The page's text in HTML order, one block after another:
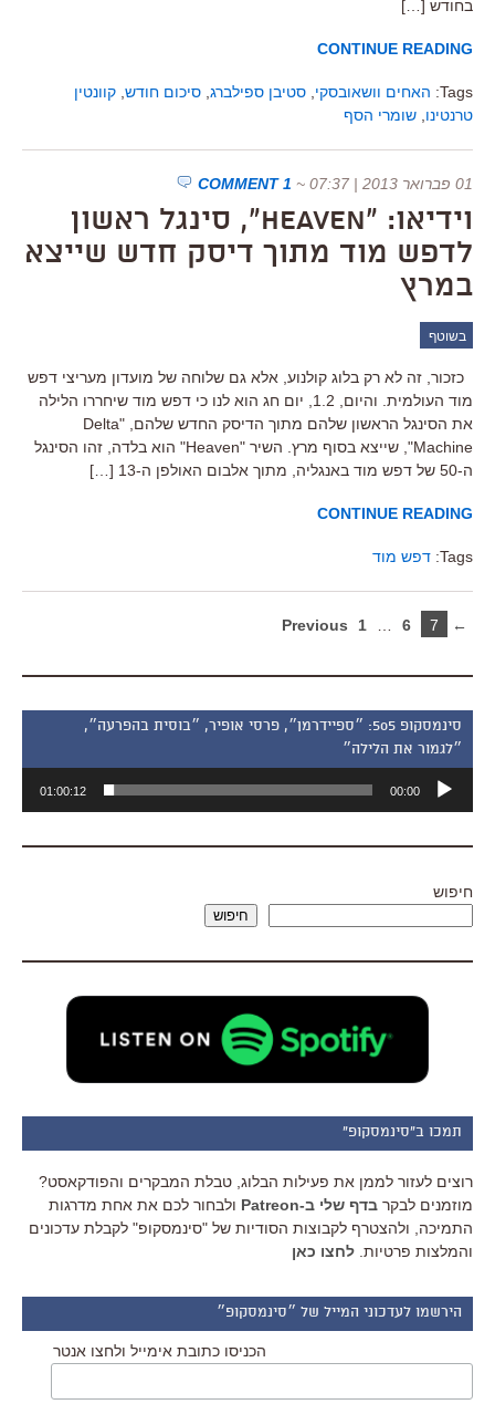
בחודש […]
CONTINUE READING
Tags: האחים וושאובסקי סטיבן ספילברג סיכום חודש קוונטין
טרנטינו שומרי הסף
01 פברואר 2013 | 07:37 ~
1 COMMENT
וידיאו: "Heaven", סינגל ראשון
לדפש מוד מתוך דיסק חדש שייצא
במרץ
בשוטף
כזכור, זה לא רק בלוג קולנוע, אלא גם שלוחה של מועדון מעריצי דפש
מוד העולמית. והיום, 1.2, יום חג הוא לנו כי דפש מוד שיחררו הלילה
את הסינגל הראשון שלהם מתוך הדיסק החדש שלהם, "Delta
Machine", שייצא בסוף מרץ. השיר "Heaven" הוא בלדה, זהו הסינגל
ה-50 של דפש מוד באנגליה, מתוך אלבום האולפן ה-13 […]
CONTINUE READING
Tags: דפש מוד
← Previous
1 6 7
סינמסקופ 505: ״ספיידרמן״, פרסי אופיר, ״בוסית בהפרעה״,
״לגמור את הלילה״
אודיו
00:00
01:00:12
חיפוש
חיפוש
תמכו ב"סינמסקופ"
רוצים לעזור לממן את פעילות הבלוג, טבלת המבקרים והפודקאסט?
מוזמנים לבקר בדף שלי ב-Patreon
ולבחור לכם את אחת מדרגות
התמיכה, ולהצטרף לקבוצות הסודיות של "סינמסקופ" לקבלת עדכונים
והמלצות פרטיות. לחצו כאן
הירשמו לעדכוני המייל של ״סינמסקופ״
הכניסו כתובת אימייל ולחצו אנטר